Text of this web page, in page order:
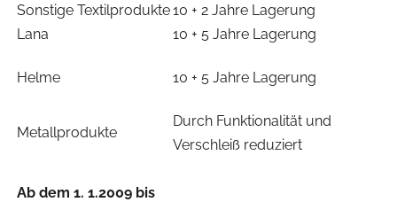
Sonstige Textilprodukte10 + 2 Jahre Lagerung
Lana
Helme
10 + 5 Jahre Lagerung
10 + 5 Jahre Lagerung
Metallprodukte
Durch Funktionalität und
Verschleiß reduziert
Ab dem 1. 1.2009 bis